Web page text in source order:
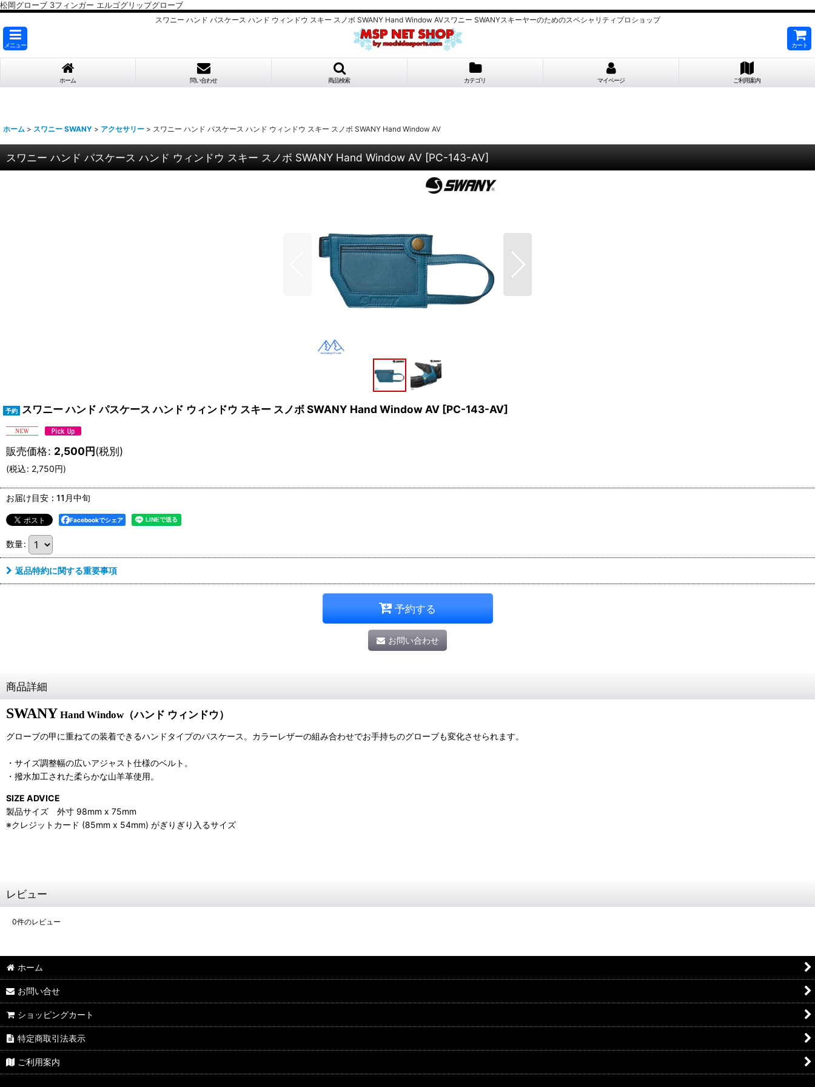
松岡グローブ 3フィンガー エルゴグリップグローブ
スワニー ハンド パスケース ハンド ウィンドウ スキー スノボ SWANY Hand Window AVスワニー SWANYスキーヤーのためのスペシャリティプロショップ
メニュー カート
ホーム 問い合わせ 商品検索 カテゴリ マイページ ご利用案内
ホーム > スワニー SWANY > アクセサリー > スワニー ハンド パスケース ハンド ウィンドウ スキー スノボ SWANY Hand Window AV
スワニー ハンド パスケース ハンド ウィンドウ スキー スノボ SWANY Hand Window AV [PC-143-AV]
スワニー ハンド パスケース ハンド ウィンドウ スキー スノボ SWANY Hand Window AV [PC-143-AV]
販売価格: 2,500円(税別)
(税込: 2,750円)
お届け目安 : 11月中旬
Facebookでシェア
数量:
返品特約に関する重要事項
予約する
お問い合わせ
商品詳細
SWANY Hand Window（ハンド ウィンドウ）
グローブの甲に重ねての装着できるハンドタイプのパスケース。カラーレザーの組み合わせでお手持ちのグローブも変化させられます。
・サイズ調整幅の広いアジャスト仕様のベルト。
・撥水加工された柔らかな山羊革使用。
SIZE ADVICE
製品サイズ 外寸 98mm x 75mm
※クレジットカード (85mm x 54mm) がぎりぎり入るサイズ
レビュー
0件のレビュー
ホーム
お問い合せ
ショッピングカート
特定商取引法表示
ご利用案内